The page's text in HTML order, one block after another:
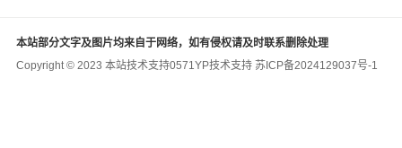
本站部分文字及图片均来自于网络，如有侵权请及时联系删除处理
Copyright © 2023 本站技术支持0571YP技术支持 苏ICP备2024129037号-1